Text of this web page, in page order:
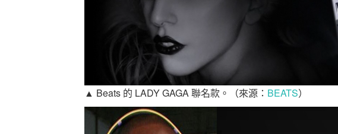
▲ Beats 的 LADY GAGA 聯名款。（來源： BEATS）